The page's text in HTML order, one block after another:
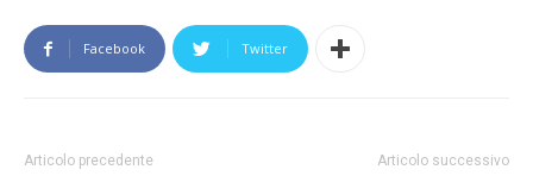
Facebook Twitter
Articolo precedente Articolo successivo